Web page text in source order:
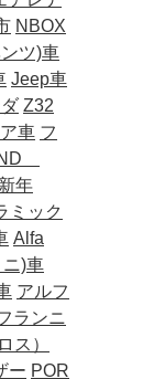
NBOX
ツ)車
Jeep車
Z32
車 フ
年
ミック
Alfa
ニ)車
アルフ
ランニ
ス）
ー POR